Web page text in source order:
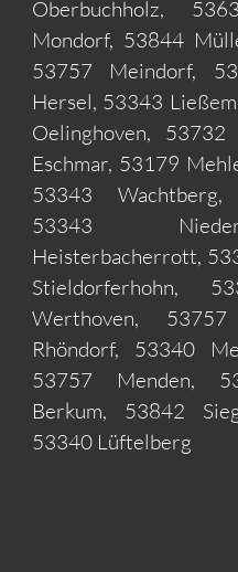
Oberbuchholz,
Mondorf, 53844
53757 Meindorf,
Hersel, 53343
Oelinghoven,
Eschmar, 53179
53343 Wachtberg,
53343
Heisterbacherrott,
Stieldorferhohn,
Werthoven,
Rhöndorf, 53340
53757 Menden,
Berkum, 53842
53340 Lüftelberg